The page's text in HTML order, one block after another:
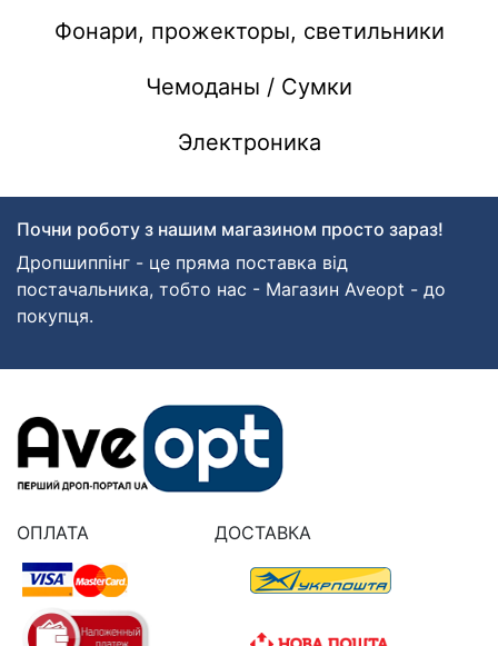
Фонари, прожекторы, светильники
Чемоданы / Сумки
Электроника
Почни роботу з нашим магазином просто зараз!
Дропшиппінг - це пряма поставка від
постачальника, тобто нас - Магазин Aveopt - до
покупця.
ОПЛАТА ДОСТАВКА